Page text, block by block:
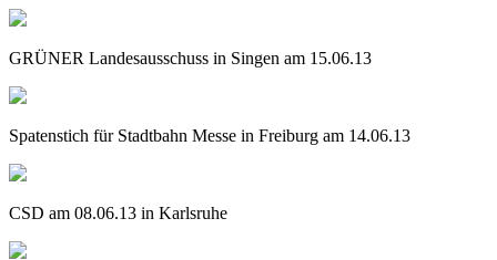
GRÜNER Landesausschuss in Singen am 15.06.13
Spatenstich für Stadtbahn Messe in Freiburg am 14.06.13
CSD am 08.06.13 in Karlsruhe